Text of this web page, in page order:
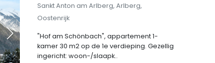
Sankt Anton am Arlberg, Arlberg,
Oostenrijk
"Hof am Schönbach", appartement 1-
kamer 30 m2 op de 1e verdieping. Gezellig
ingericht: woon-/slaapk..